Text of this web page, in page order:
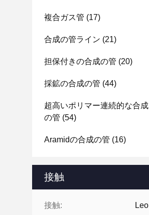
複合ガス管 (17)
合成の管ライン (21)
担保付きの合成の管 (20)
採鉱の合成の管 (44)
超高いポリマー連続的な合成
の管 (54)
Aramidの合成の管 (16)
接触
接触: Leo